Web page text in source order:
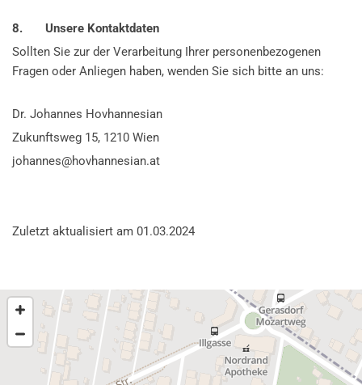
8. Unsere Kontaktdaten
Sollten Sie zur der Verarbeitung Ihrer personenbezogenen
Fragen oder Anliegen haben, wenden Sie sich bitte an uns:
Dr. Johannes Hovhannesian
Zukunftsweg 15, 1210 Wien
johannes@hovhannesian.at
Zuletzt aktualisiert am 01.03.2024